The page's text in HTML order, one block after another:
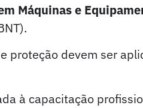
Máquinas e
proteção devem ser
à capacitação